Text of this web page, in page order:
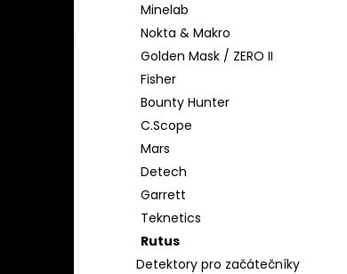
Minelab
Nokta & Makro
Golden Mask / ZERO II
Fisher
Bounty Hunter
C.Scope
Mars
Detech
Garrett
Teknetics
Rutus
Detektory pro začátečníky
DETEKTOR KOVU MINELAB EQUINOX 900
( DOHLEDÁVAČKA MINELAB PRO-FIND